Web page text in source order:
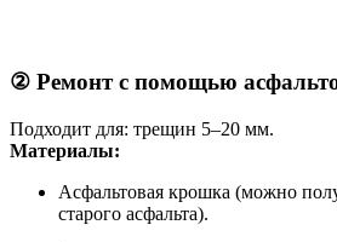
② Ремонт с помощью
Подходит для: трещин 5–20 мм.
Материалы:
Асфальтовая крошка (можно
старого асфальта).